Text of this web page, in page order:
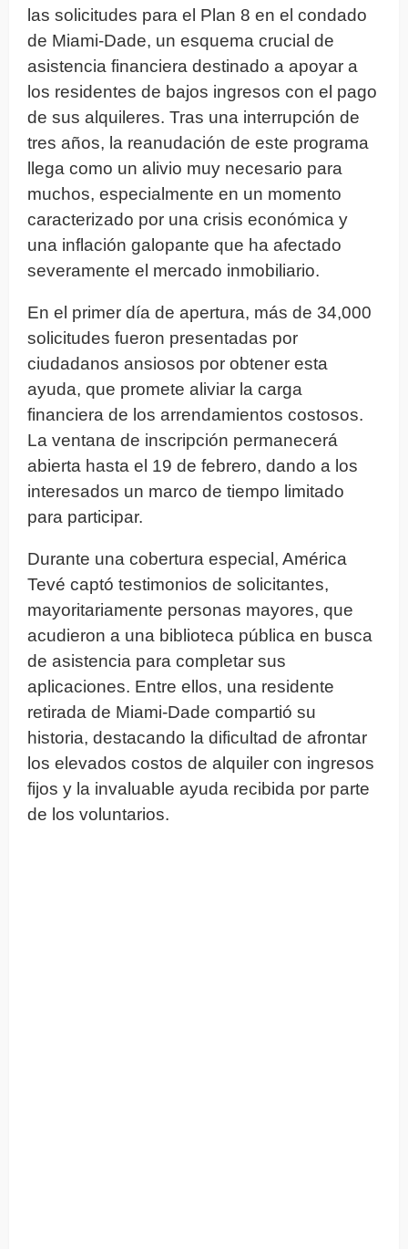
las solicitudes para el Plan 8 en el condado
de Miami-Dade, un esquema crucial de
asistencia financiera destinado a apoyar a
los residentes de bajos ingresos con el pago
de sus alquileres. Tras una interrupción de
tres años, la reanudación de este programa
llega como un alivio muy necesario para
muchos, especialmente en un momento
caracterizado por una crisis económica y
una inflación galopante que ha afectado
severamente el mercado inmobiliario.
En el primer día de apertura, más de 34,000
solicitudes fueron presentadas por
ciudadanos ansiosos por obtener esta
ayuda, que promete aliviar la carga
financiera de los arrendamientos costosos.
La ventana de inscripción permanecerá
abierta hasta el 19 de febrero, dando a los
interesados un marco de tiempo limitado
para participar.
Durante una cobertura especial, América
Tevé captó testimonios de solicitantes,
mayoritariamente personas mayores, que
acudieron a una biblioteca pública en busca
de asistencia para completar sus
aplicaciones. Entre ellos, una residente
retirada de Miami-Dade compartió su
historia, destacando la dificultad de afrontar
los elevados costos de alquiler con ingresos
fijos y la invaluable ayuda recibida por parte
de los voluntarios.